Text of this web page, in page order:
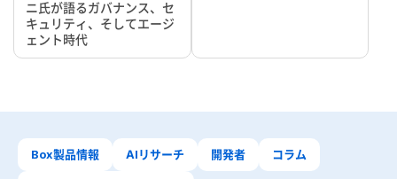
ニ氏が語るガバナンス、セ
キュリティ、そしてエージ
ェント時代
Box製品情報 AIリサーチ 開発者 コラム